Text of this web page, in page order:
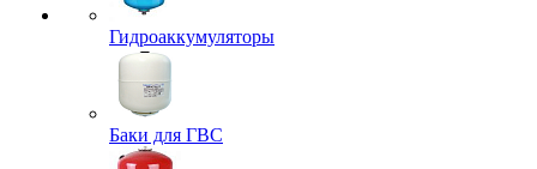
Гидроаккумуляторы
Баки для ГВС